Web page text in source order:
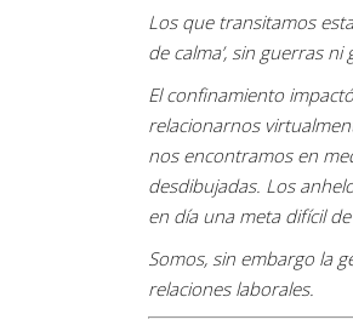
Los que transitamos
de calma’, sin guerras
El confinamiento
relacionarnos
nos encontramos en
desdibujadas. Los
en día una meta difícil
Somos, sin embargo la
relaciones laborales.